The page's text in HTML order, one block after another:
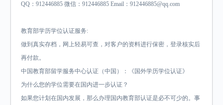
QQ：912446885 微信：912446885 Email：912446885@qq.com
教育部学历学位认证服务:
做到真实存档，网上轻易可查，对客户的资料进行保密，登录核实后
再付款。
中国教育部留学服务中心认证（中国）：《国外学历学位认证》
为什么您的学位需要在国内进一步认证？
如果您计划在国内发展，那么办理国内教育部认证是必不可少的。事